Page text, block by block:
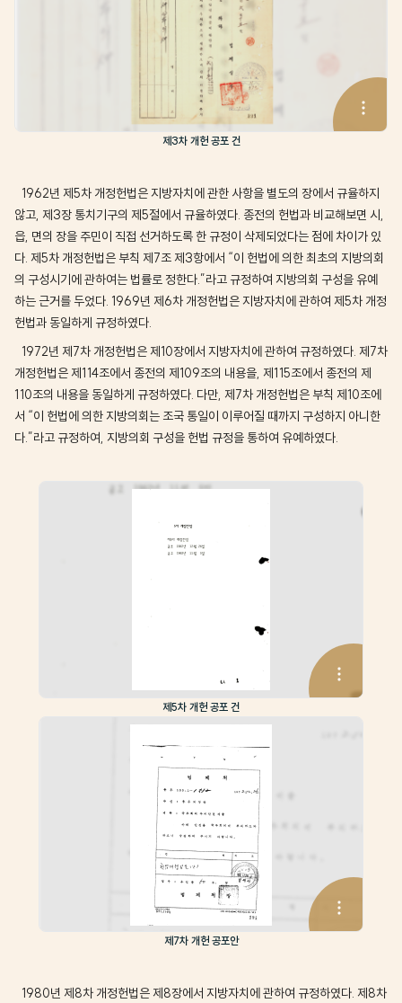
제3차 개헌 공포 건
1962년 제5차 개정헌법은 지방자치에 관한 사항을 별도의 장에서 규율하지
않고, 제3장 통치기구의 제5절에서 규율하였다. 종전의 헌법과 비교해보면 시,
읍, 면의 장을 주민이 직접 선거하도록 한 규정이 삭제되었다는 점에 차이가 있
다. 제5차 개정헌법은 부칙 제7조 제3항에서 “이 헌법에 의한 최초의 지방의회
의 구성시기에 관하여는 법률로 정한다.”라고 규정하여 지방의회 구성을 유예
하는 근거를 두었다. 1969년 제6차 개정헌법은 지방자치에 관하여 제5차 개정
헌법과 동일하게 규정하였다.
1972년 제7차 개정헌법은 제10장에서 지방자치에 관하여 규정하였다. 제7차
개정헌법은 제114조에서 종전의 제109조의 내용을, 제115조에서 종전의 제
110조의 내용을 동일하게 규정하였다. 다만, 제7차 개정헌법은 부칙 제10조에
서 “이 헌법에 의한 지방의회는 조국 통일이 이루어질 때까지 구성하지 아니한
다.”라고 규정하여, 지방의회 구성을 헌법 규정을 통하여 유예하였다.
제5차 개헌 공포 건
제7차 개헌 공포안
1980년 제8차 개정헌법은 제8장에서 지방자치에 관하여 규정하였다. 제8차